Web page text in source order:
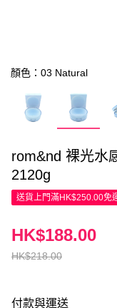
顏色：03 Natural
rom&nd 裸光水
2120g
送貨上門滿HK$250.00免
HK$218.00
HK$188.00
付款與運送